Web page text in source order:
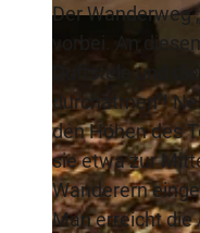
© Arbeitsgemeinschaft Weg für
Der Wanderweg
vorbei. An
Duftstele und
durchatmen"!
den Höhen des
sie etwa zur
Wanderern
Man erreicht die